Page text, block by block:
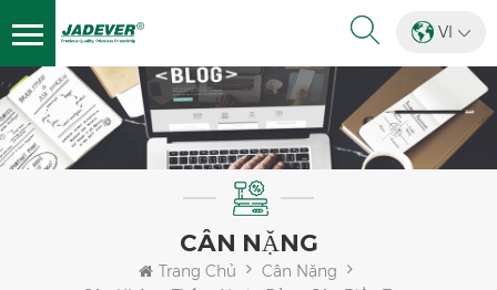
VI
CÂN NẶNG
Trang Chủ
Cân Nặng